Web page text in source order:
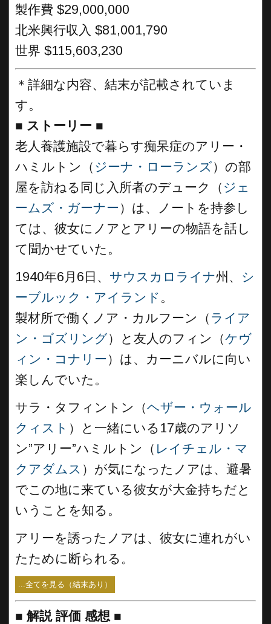
製作費 $29,000,000
北米興行収入 $81,001,790
世界 $115,603,230
＊詳細な内容、結末が記載されていま
す。
■ ストーリー ■
老人養護施設で暮らす痴呆症のアリー・
ハミルトン（ ジーナ・ローランズ）の部
屋を訪ねる同じ入所者のデューク（ ジェ
ームズ・ガーナー）は、ノートを持参し
ては、彼女にノアとアリーの物語を話し
て聞かせていた。
1940年6月6日、 サウスカロライナ州、 シ
ーブルック・アイランド 。
製材所で働くノア・カルフーン（ ライア
ン・ゴズリング）と友人のフィン（ケヴ
ィン・コナリー）は、カーニバルに向い
楽しんでいた。
サラ・タフィントン（ヘザー・ウォール
クィスト ）と一緒にいる17歳のアリソ
ン”アリー”ハミルトン（ レイチェル・マ
クアダムス ）が気になったノアは、避暑
でこの地に来ている彼女が大金持ちだと
いうことを知る。
アリーを誘ったノアは、彼女に連れがい
たために断られる。
...全てを見る（結末あり）
■ 解説 評価 感想 ■